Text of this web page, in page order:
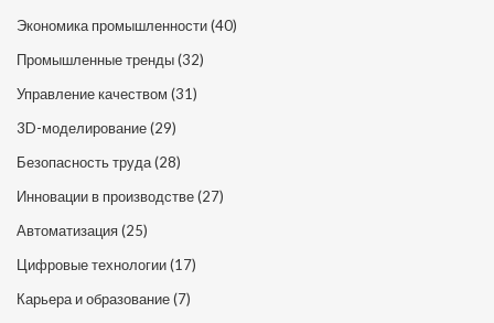
Экономика промышленности(40)
Промышленные тренды(32)
Управление качеством (31)
3D-моделирование(29)
Безопасность труда(28)
Инновации в производстве(27)
Автоматизация(25)
Цифровые технологии(17)
Карьера и образование(7)